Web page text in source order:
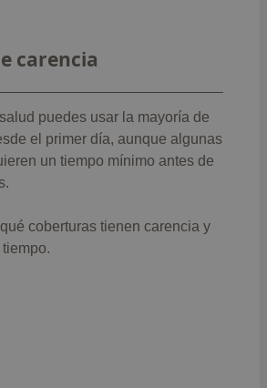
carencia
puedes usar la mayoría de
el primer día, aunque algunas
un tiempo mínimo antes de
coberturas tienen carencia y
Intervenciones quirúrgicas,
cesárea)
: 8 meses
Intervenciones quirúrgicas
ambulatorias
: 6 meses
de alta tecnología
biomecánico de la marcha